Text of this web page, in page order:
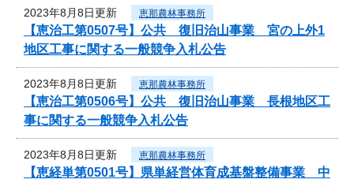
2023年8月8日更新 恵那農林事務所
【恵治工第0507号】公共 復旧治山事業 宮の上外1
地区工事に関する一般競争入札公告
2023年8月8日更新 恵那農林事務所
【恵治工第0506号】公共 復旧治山事業 長根地区工
事に関する一般競争入札公告
2023年8月8日更新 恵那農林事務所
【恵経単第0501号】県単経営体育成基盤整備事業 中